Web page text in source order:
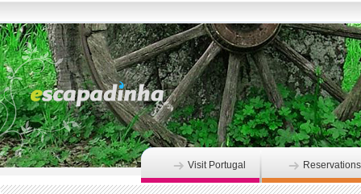
Visit Portugal Reservations